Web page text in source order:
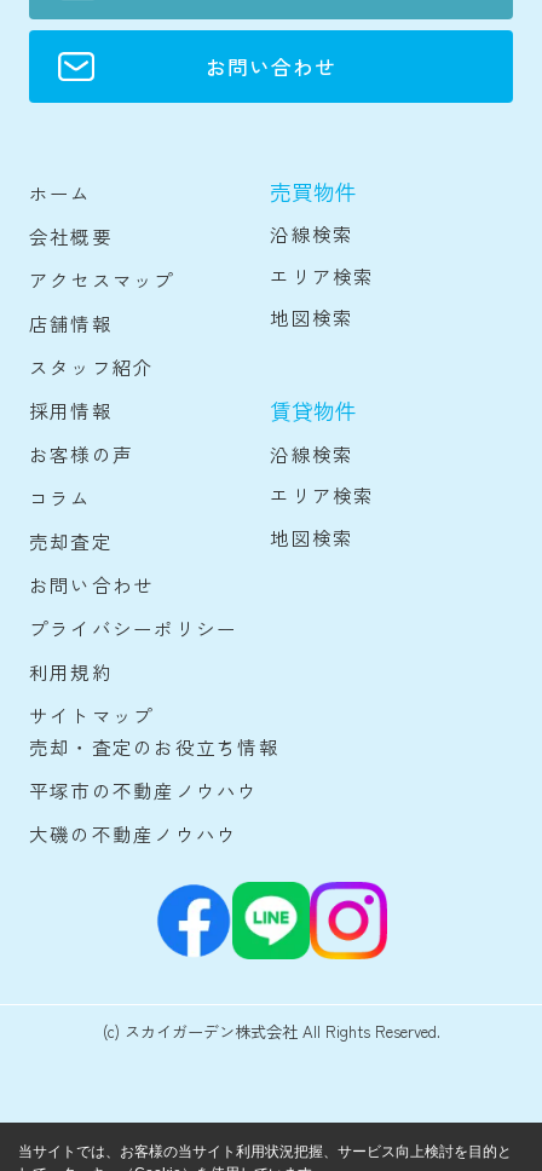
お問い合わせ
ホーム
会社概要
アクセスマップ
店舗情報
スタッフ紹介
採用情報
お客様の声
コラム
売却査定
お問い合わせ
プライバシーポリシー
利用規約
サイトマップ
売買物件
沿線検索
エリア検索
地図検索
賃貸物件
沿線検索
エリア検索
地図検索
売却・査定のお役立ち情報
平塚市の不動産ノウハウ
大磯の不動産ノウハウ
(c) スカイガーデン株式会社 All Rights Reserved.
当サイトでは、お客様の当サイト利用状況把握、サービス向上検討を目的と